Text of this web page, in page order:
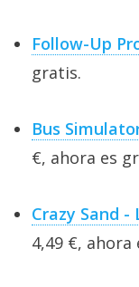
Follow-Up
gratis.
Bus
€, ahora es
Crazy Sand
4,49 €, ahora